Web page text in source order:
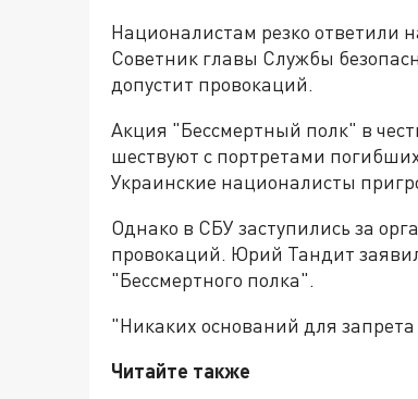
Националистам резко ответили
Советник главы Службы
допустит провокаций.
Акция "Бессмертный полк" в
шествуют с портретами
Украинские националисты
Однако в СБУ заступились за
провокаций. Юрий Тандит
"Бессмертного полка".
"Никаких оснований для
Читайте также